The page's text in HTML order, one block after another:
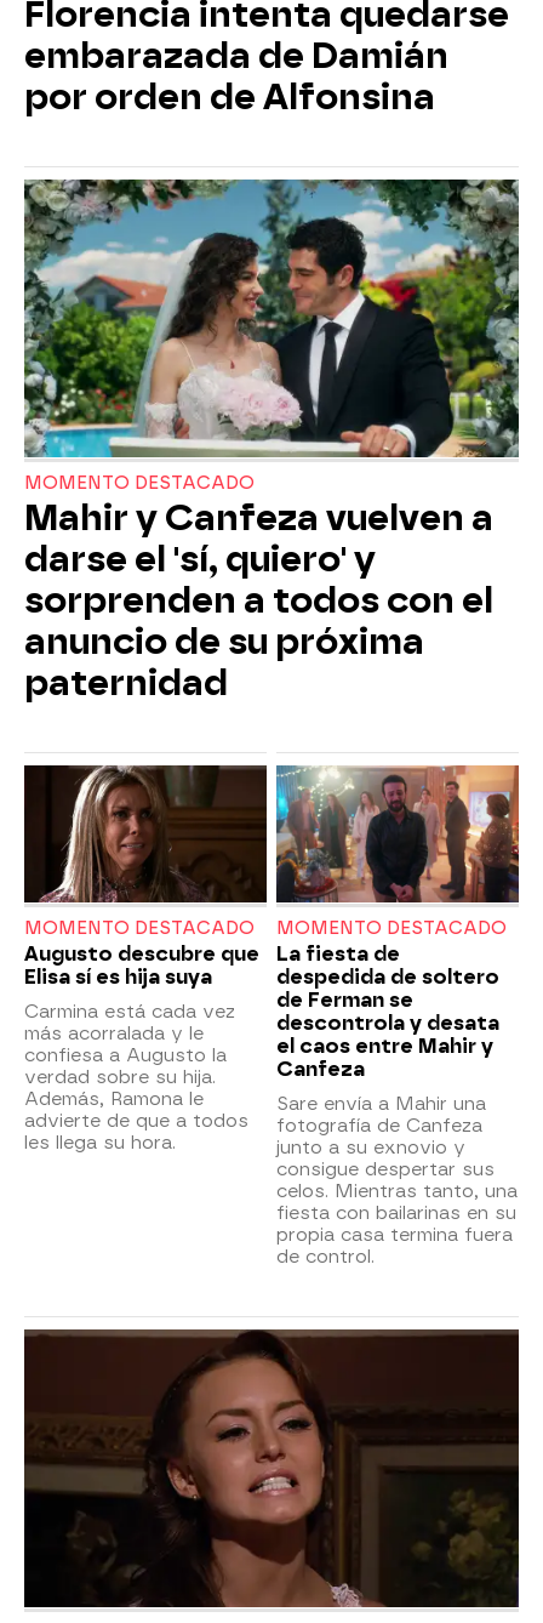
Florencia intenta quedarse
embarazada de Damián
por orden de Alfonsina
MOMENTO DESTACADO
Mahir y Canfeza vuelven a
darse el 'sí, quiero' y
sorprenden a todos con el
anuncio de su próxima
paternidad
MOMENTO DESTACADO
Augusto descubre que
Elisa sí es hija suya
Carmina está cada vez
más acorralada y le
confiesa a Augusto la
verdad sobre su hija.
Además, Ramona le
advierte de que a todos
les llega su hora.
MOMENTO DESTACADO
La fiesta de
despedida de soltero
de Ferman se
descontrola y desata
el caos entre Mahir y
Canfeza
Sare envía a Mahir una
fotografía de Canfeza
junto a su exnovio y
consigue despertar sus
celos. Mientras tanto, una
fiesta con bailarinas en su
propia casa termina fuera
de control.